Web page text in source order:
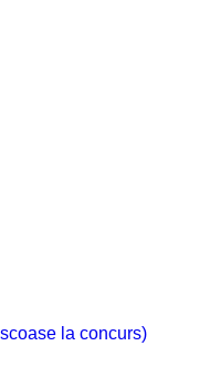
la concurs)